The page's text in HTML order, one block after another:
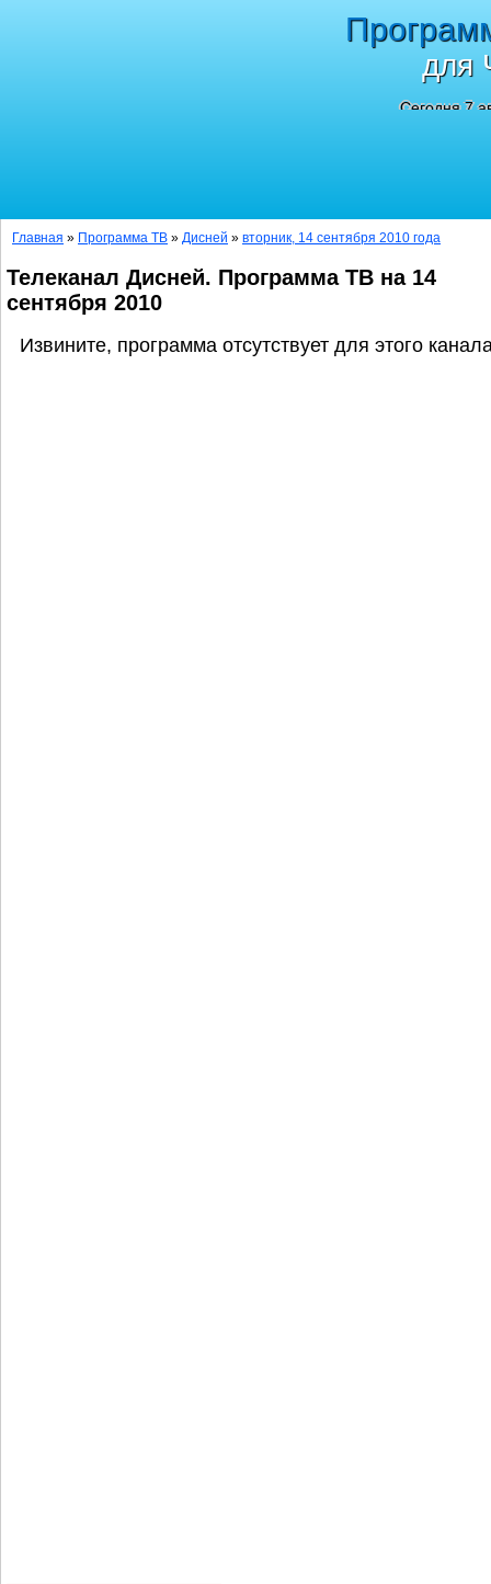
для
Сегодня 7
Главная » Программа ТВ » Дисней » вторник, 14 сентября 2010 года
Телеканал Дисней. Программа ТВ на 14
сентября 2010
Извините, программа отсутствует для этого